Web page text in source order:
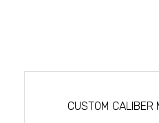
CUSTOM CALIBER